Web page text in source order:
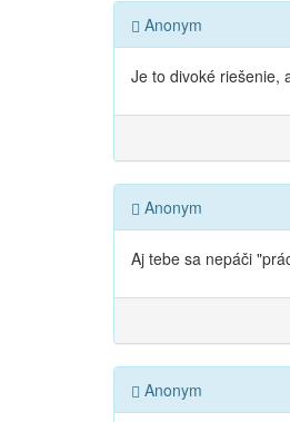
Anonym
Je to divoké riešenie,
Anonym
Aj tebe sa nepáči
Anonym